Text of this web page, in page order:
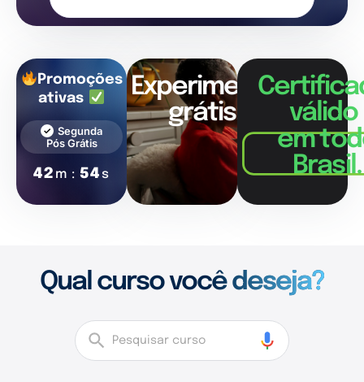
Promoções
ativas
Segunda
Pós Grátis
42 m : 54s
Experimente
grátis!
válido
em
Brasil.
Qual curso você deseja?